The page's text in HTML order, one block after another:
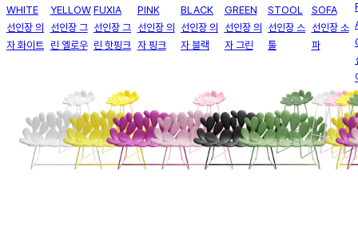
WHITE
선인장 의
자 화이트
YELLOW
선인장 그
린 옐로우
FUXIA
선인장 그
린 핫핑크
PINK
선인장 의
자 핑크
BLACK
선인장 의
자 블랙
GREEN
선인장 의
자 그린
STOOL
선인장 스
툴
SOFA
선인장 소
파